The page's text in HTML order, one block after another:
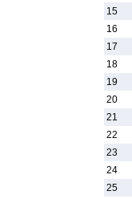
15
16
17
18
19
20
21
22
23
24
25